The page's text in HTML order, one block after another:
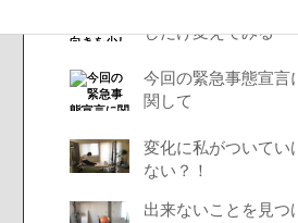
しだけ変えてみる
今回の緊急事態宣言に
関して
変化に私がついていけ
ない？！
出来ないことを見つけ